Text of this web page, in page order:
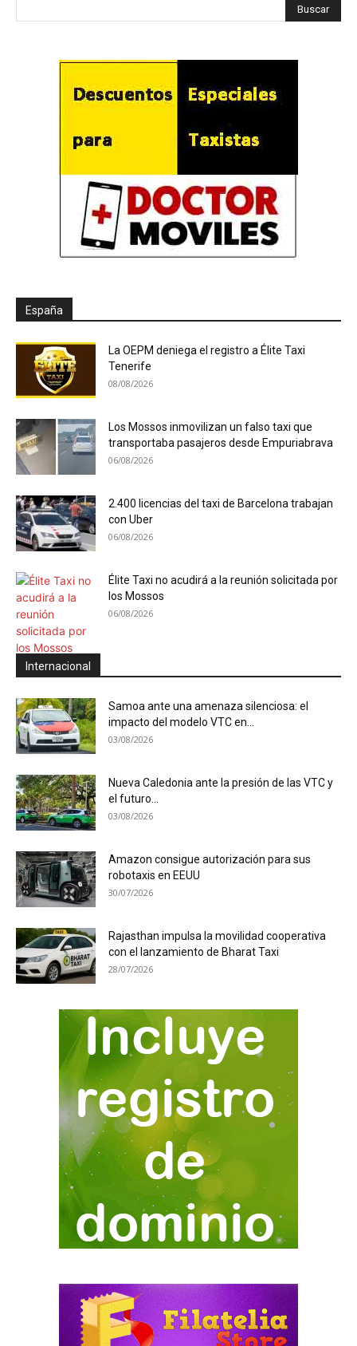
España
La OEPM deniega el registro a Élite Taxi
Tenerife
08/08/2026
Los Mossos inmovilizan un falso taxi que
transportaba pasajeros desde Empuriabrava
06/08/2026
2.400 licencias del taxi de Barcelona trabajan
con Uber
06/08/2026
Élite Taxi no acudirá a la reunión solicitada por
los Mossos
06/08/2026
Internacional
Samoa ante una amenaza silenciosa: el
impacto del modelo VTC en...
03/08/2026
Nueva Caledonia ante la presión de las VTC y
el futuro...
03/08/2026
Amazon consigue autorización para sus
robotaxis en EEUU
30/07/2026
Rajasthan impulsa la movilidad cooperativa
con el lanzamiento de Bharat Taxi
28/07/2026